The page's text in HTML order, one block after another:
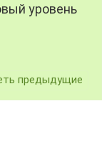
уровень
предыдущие